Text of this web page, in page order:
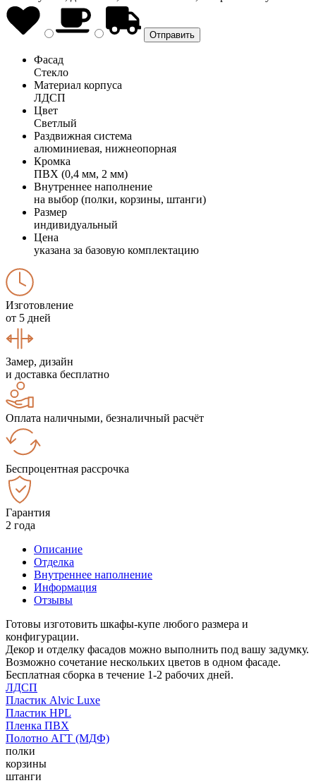
Фасад
Стекло
Материал корпуса
ЛДСП
Цвет
Светлый
Раздвижная система
алюминиевая, нижнеопорная
Кромка
ПВХ (0,4 мм, 2 мм)
Внутреннее наполнение
на выбор (полки, корзины, штанги)
Размер
индивидуальный
Цена
указана за базовую комплектацию
Изготовление
от 5 дней
Замер, дизайн
и доставка бесплатно
Оплата наличными, безналичный расчёт
Беспроцентная рассрочка
Гарантия
2 года
Описание
Отделка
Внутреннее наполнение
Информация
Отзывы
Готовы изготовить шкафы-купе любого размера и
конфигурации.
Декор и отделку фасадов можно выполнить под вашу задумку.
Возможно сочетание нескольких цветов в одном фасаде.
Бесплатная сборка в течение 1-2 рабочих дней.
ЛДСП
Пластик Alvic Luxe
Пластик HPL
Пленка ПВХ
Полотно АГТ (МДФ)
полки
корзины
штанги